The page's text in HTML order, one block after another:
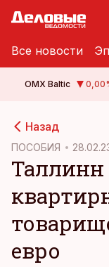
Все новости
OMX Baltic 0,00
Назад
ПОСОБИЯ
евро